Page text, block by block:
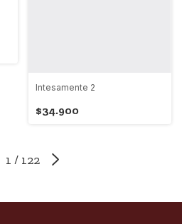
Intesamente 2
$34.900
1 / 122